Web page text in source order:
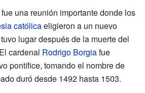
una reunión importante donde los
católicaeligieron a un nuevo
lugar después de la muerte del
cardenal Rodrigo Borgiafue
pontífice, tomando el nombre de
duró desde 1492 hasta 1503.